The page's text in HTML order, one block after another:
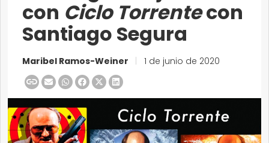
con Ciclo Torrentecon
Santiago Segura
Maribel Ramos-Weiner 1 de junio de 2020